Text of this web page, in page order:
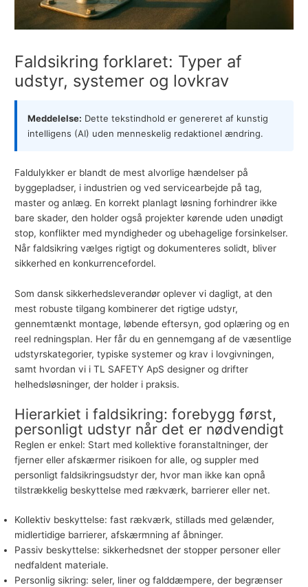
Faldsikring forklaret: Typer af
udstyr, systemer og lovkrav
Meddelelse: Dette tekstindhold er genereret af kunstig
intelligens (AI) uden menneskelig redaktionel ændring.
Faldulykker er blandt de mest alvorlige hændelser på
byggepladser, i industrien og ved servicearbejde på tag,
master og anlæg. En korrekt planlagt løsning forhindrer ikke
bare skader, den holder også projekter kørende uden unødigt
stop, konflikter med myndigheder og ubehagelige forsinkelser.
Når faldsikring vælges rigtigt og dokumenteres solidt, bliver
sikkerhed en konkurrencefordel.
Som dansk sikkerhedsleverandør oplever vi dagligt, at den
mest robuste tilgang kombinerer det rigtige udstyr,
gennemtænkt montage, løbende eftersyn, god oplæring og en
reel redningsplan. Her får du en gennemgang af de væsentlige
udstyrskategorier, typiske systemer og krav i lovgivningen,
samt hvordan vi iTL SAFETY ApS designer og drifter
helhedsløsninger, der holder i praksis.
Hierarkiet i faldsikring: forebygg først,
personligt udstyr når det er nødvendigt
Reglen er enkel: Start med kollektive foranstaltninger, der
fjerner eller afskærmer risikoen for alle, og suppler med
personligt faldsikringsudstyr der, hvor man ikke kan opnå
tilstrækkelig beskyttelse med rækværk, barrierer eller net.
Kollektiv beskyttelse: fast rækværk, stillads med gelænder,
midlertidige barrierer, afskærmning af åbninger.
Passiv beskyttelse: sikkerhedsnet der stopper personer eller
nedfaldent materiale.
Personlig sikring: seler, liner og falddæmpere, der begrænser